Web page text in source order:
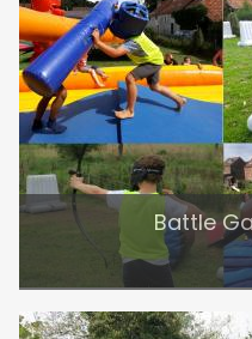
Battle